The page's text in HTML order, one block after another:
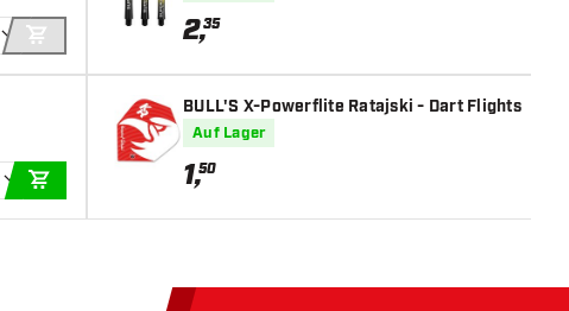
IN DEN WARENKORB
IN DEN WARENKORB
2,35
BULL'S X-Powerflite Ratajski - Dart Flights
Auf Lager
1,50